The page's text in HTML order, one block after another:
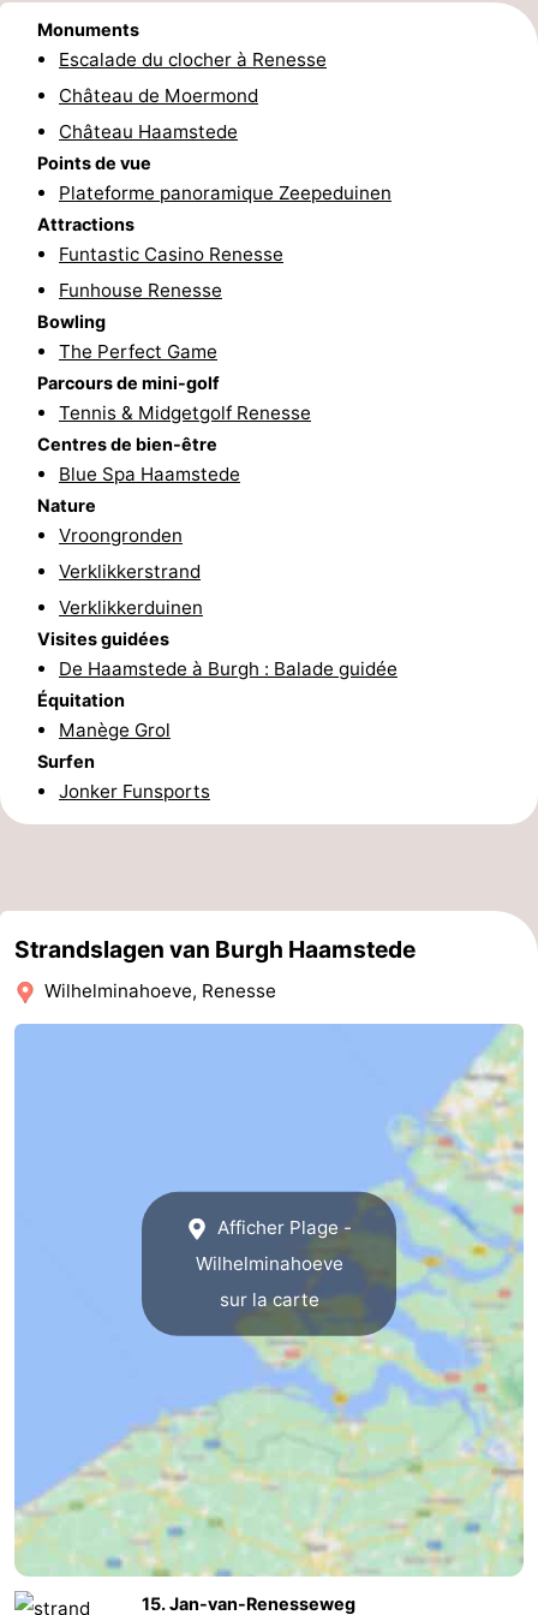
Sportive
Equitation
Observation
des
phoques
Boire
manger
Événements
Pratiques
Forum
Route
Stationnement
Adresses
Médicales
Région
Hollande-
Méridionale
Leiden
Bollenstreek
Nature
Hollands
Noordwijk
La
-
Oosterschelde
Nature
Kop
van
Walcheren
-
Veere
-
Monuments
Escalade du clocher à Renesse
Château de Moermond
Château Haamstede
Points de vue
Plateforme panoramique Zeepeduinen
Attractions
Funtastic Casino Renesse
Funhouse Renesse
Bowling
The Perfect Game
Parcours de mini-golf
Tennis & Midgetgolf Renesse
Centres de bien-être
Blue Spa Haamstede
Nature
Vroongronden
Verklikkerstrand
Verklikkerduinen
Visites guidées
De Haamstede à Burgh : Balade guidée
Équitation
Manège Grol
Surfen
Jonker Funsports
Strandslagen van Burgh Haamstede
Wilhelminahoeve, Renesse
Afficher Plage -
Wilhelminahoeve
sur la carte
15. Jan-van-Renesseweg